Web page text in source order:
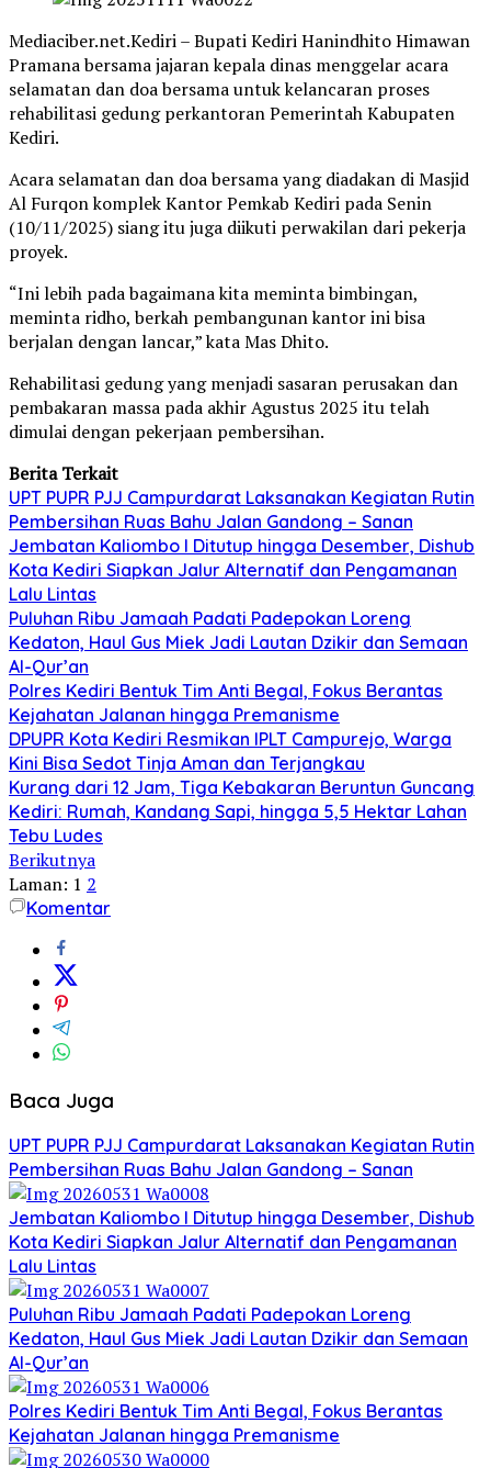
Mediaciber.net.Kediri – Bupati Kediri Hanindhito Himawan
Pramana bersama jajaran kepala dinas menggelar acara
selamatan dan doa bersama untuk kelancaran proses
rehabilitasi gedung perkantoran Pemerintah Kabupaten
Kediri.
Acara selamatan dan doa bersama yang diadakan di Masjid
Al Furqon komplek Kantor Pemkab Kediri pada Senin
(10/11/2025) siang itu juga diikuti perwakilan dari pekerja
proyek.
“Ini lebih pada bagaimana kita meminta bimbingan,
meminta ridho, berkah pembangunan kantor ini bisa
berjalan dengan lancar,” kata Mas Dhito.
Rehabilitasi gedung yang menjadi sasaran perusakan dan
pembakaran massa pada akhir Agustus 2025 itu telah
dimulai dengan pekerjaan pembersihan.
Berita Terkait
UPT PUPR PJJ Campurdarat Laksanakan Kegiatan Rutin
Pembersihan Ruas Bahu Jalan Gandong – Sanan
Jembatan Kaliombo I Ditutup hingga Desember, Dishub
Kota Kediri Siapkan Jalur Alternatif dan Pengamanan
Lalu Lintas
Puluhan Ribu Jamaah Padati Padepokan Loreng
Kedaton, Haul Gus Miek Jadi Lautan Dzikir dan Semaan
Al-Qur’an
Polres Kediri Bentuk Tim Anti Begal, Fokus Berantas
Kejahatan Jalanan hingga Premanisme
DPUPR Kota Kediri Resmikan IPLT Campurejo, Warga
Kini Bisa Sedot Tinja Aman dan Terjangkau
Kurang dari 12 Jam, Tiga Kebakaran Beruntun Guncang
Kediri: Rumah, Kandang Sapi, hingga 5,5 Hektar Lahan
Tebu Ludes
Berikutnya
Laman: 1 2
Komentar
Baca Juga
UPT PUPR PJJ Campurdarat Laksanakan Kegiatan Rutin
Pembersihan Ruas Bahu Jalan Gandong – Sanan
Jembatan Kaliombo I Ditutup hingga Desember, Dishub
Kota Kediri Siapkan Jalur Alternatif dan Pengamanan
Lalu Lintas
Puluhan Ribu Jamaah Padati Padepokan Loreng
Kedaton, Haul Gus Miek Jadi Lautan Dzikir dan Semaan
Al-Qur’an
Polres Kediri Bentuk Tim Anti Begal, Fokus Berantas
Kejahatan Jalanan hingga Premanisme